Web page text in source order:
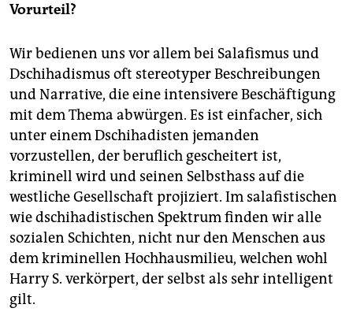
Vorurteil?
Wir bedienen uns vor allem bei Salafismus und
Dschihadismus oft stereotyper Beschreibungen
und Narrative, die eine intensivere Beschäftigung
mit dem Thema abwürgen. Es ist einfacher, sich
unter einem Dschihadisten jemanden
vorzustellen, der beruflich gescheitert ist,
kriminell wird und seinen Selbsthass auf die
westliche Gesellschaft projiziert. Im salafistischen
wie dschihadistischen Spektrum finden wir alle
sozialen Schichten, nicht nur den Menschen aus
dem kriminellen Hochhausmilieu, welchen wohl
Harry S. verkörpert, der selbst als sehr intelligent
gilt.